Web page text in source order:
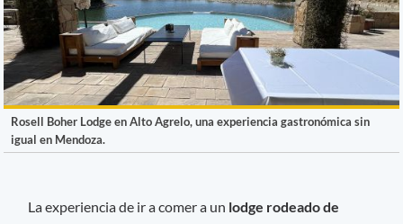
Rosell Boher Lodge en Alto Agrelo, una experiencia gastronómica sin
igual en Mendoza.
La experiencia de ir a comer a un lodge rodeado de